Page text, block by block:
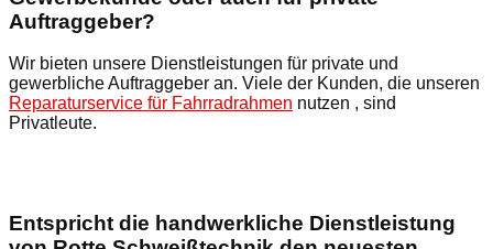
Auftraggeber?
Wir bieten unsere Dienstleistungen für private und
gewerbliche Auftraggeber an. Viele der Kunden, die unseren
Reparaturservice für Fahrradrahmen nutzen , sind
Privatleute.
Entspricht die handwerkliche Dienstleistung